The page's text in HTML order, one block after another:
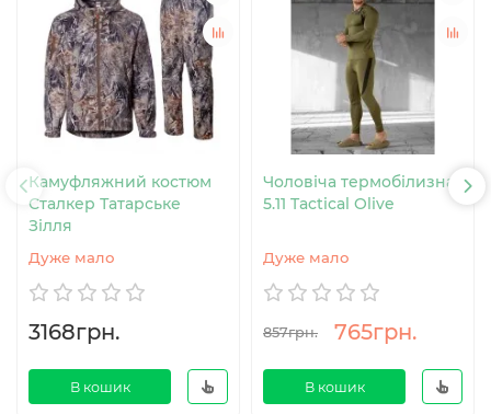
Камуфляжний костюм
Сталкер Татарське
Зілля
Дуже мало
3168грн.
В кошик
Чоловіча термобілизна
5.11 Tactical Olive
Дуже мало
857грн. 765грн.
В кошик